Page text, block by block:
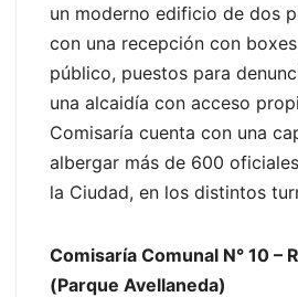
un moderno edificio de dos
con una recepción con
público, puestos para
una alcaidía con acceso
Comisaría cuenta con una
albergar más de 600
la Ciudad, en los distintos
Comisaría Comunal N° 10 –
(Parque Avellaneda)